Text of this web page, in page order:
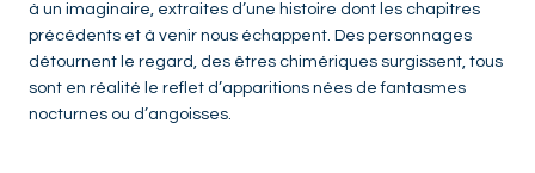
à un imaginaire, extraites d’une histoire dont les chapitres
précédents et à venir nous échappent. Des personnages
détournent le regard, des êtres chimériques surgissent, tous
sont en réalité le reflet d’apparitions nées de fantasmes
nocturnes ou d’angoisses.